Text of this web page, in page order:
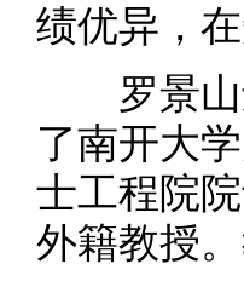
绩优异，
罗景山
了南开大
士工程院
外籍教授